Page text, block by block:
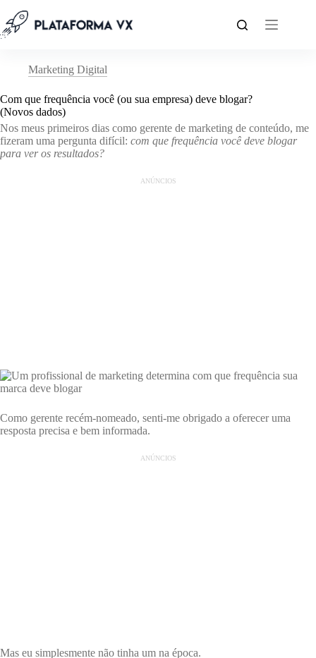
para
o
Marketing Digital
Com que frequência você (ou sua empresa) deve blogar?
(Novos dados)
Nos meus primeiros dias como gerente de marketing de conteúdo, me
fizeram uma pergunta difícil: com que frequência você deve blogar
para ver os resultados?
ANÚNCIOS
Como gerente recém-nomeado, senti-me obrigado a oferecer uma
resposta precisa e bem informada.
ANÚNCIOS
Mas eu simplesmente não tinha um na época.